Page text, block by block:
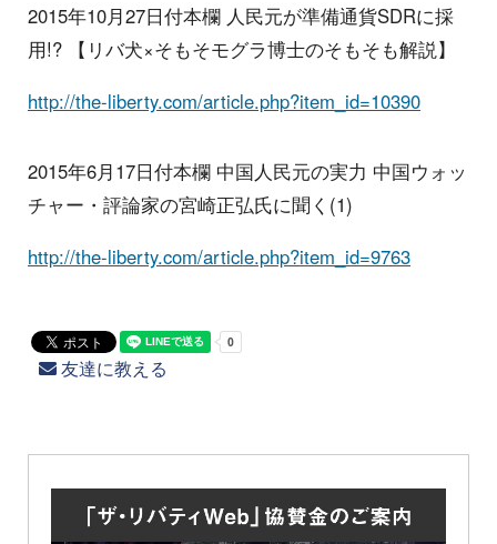
2015年10月27日付本欄 人民元が準備通貨SDRに採
用!? 【リバ犬×そもそモグラ博士のそもそも解説】
http://the-liberty.com/article.php?item_id=10390
2015年6月17日付本欄 中国人民元の実力 中国ウォッ
チャー・評論家の宮崎正弘氏に聞く(1)
http://the-liberty.com/article.php?item_id=9763
友達に教える